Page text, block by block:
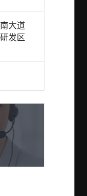
大道
发区